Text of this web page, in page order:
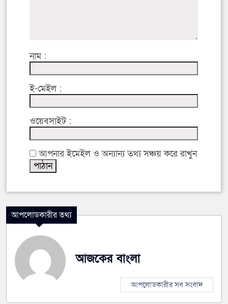
নাম :
ই-মেইল :
ওয়েবসাইট :
আপনার ইমেইল ও অন্যান্য তথ্য সঞ্চয় করে রাখুন
আপলোডকারীর তথ্য
আজকের বাংলা
আপলোডকারীর সব সংবাদ